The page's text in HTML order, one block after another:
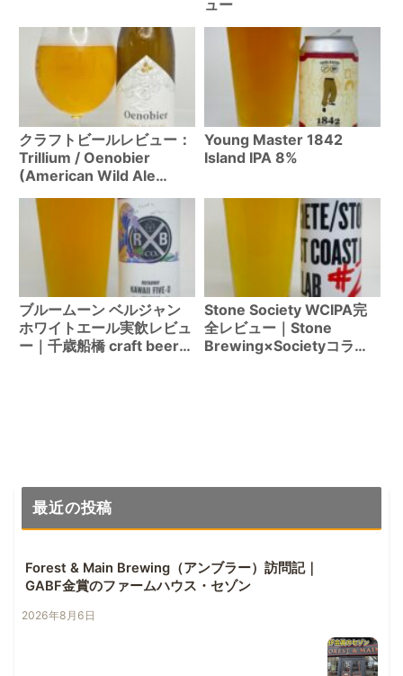
ュー
クラフトビールレビュー：
Trillium / Oenobier
(American Wild Ale
Young Master 1842
Island IPA 8%
ブルームーン ベルジャン
ホワイトエール実飲レビュ
ー｜千歳船橋 craft beer
Stone Society WCIPA完
全レビュー｜Stone
Brewing×Societyコラボ
最近の投稿
Forest & Main Brewing（アンブラー）訪問記｜
GABF金賞のファームハウス・セゾン
2026年8月6日